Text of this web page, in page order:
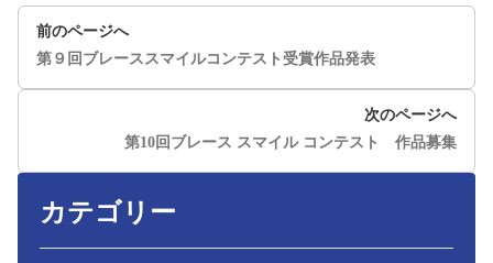
前のページへ
第９回ブレーススマイルコンテスト受賞作品発表
次のページへ
第10回ブレース スマイル コンテスト 作品募集
カテゴリー